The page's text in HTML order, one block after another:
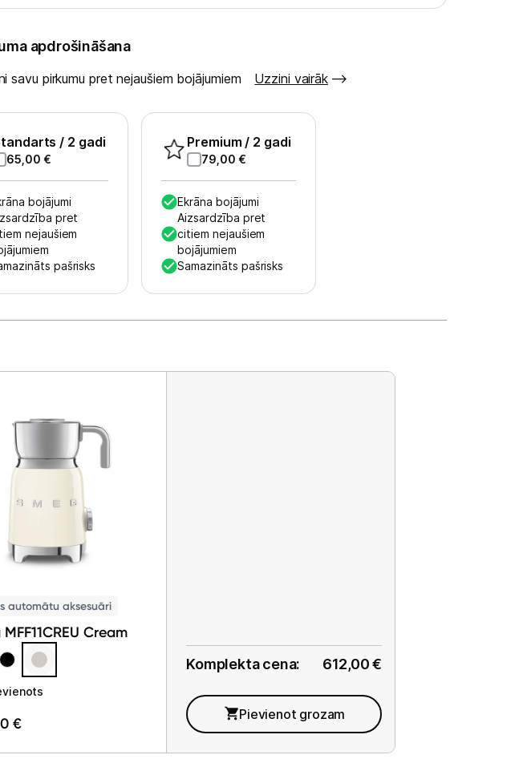
apdrošināšana
savu pirkumu pret nejaušiem bojājumiem Uzzini vairāk
/ 2 gadi
65,00 €
bojājumi
pret
nejaušiem
pašrisks
Premium / 2 gadi
79,00 €
Ekrāna bojājumi
Aizsardzība pret
citiem nejaušiem
bojājumiem
Samazināts pašrisks
automātu aksesuāri
Cream
€
Komplekta cena: 612,00€
Pievienot grozam